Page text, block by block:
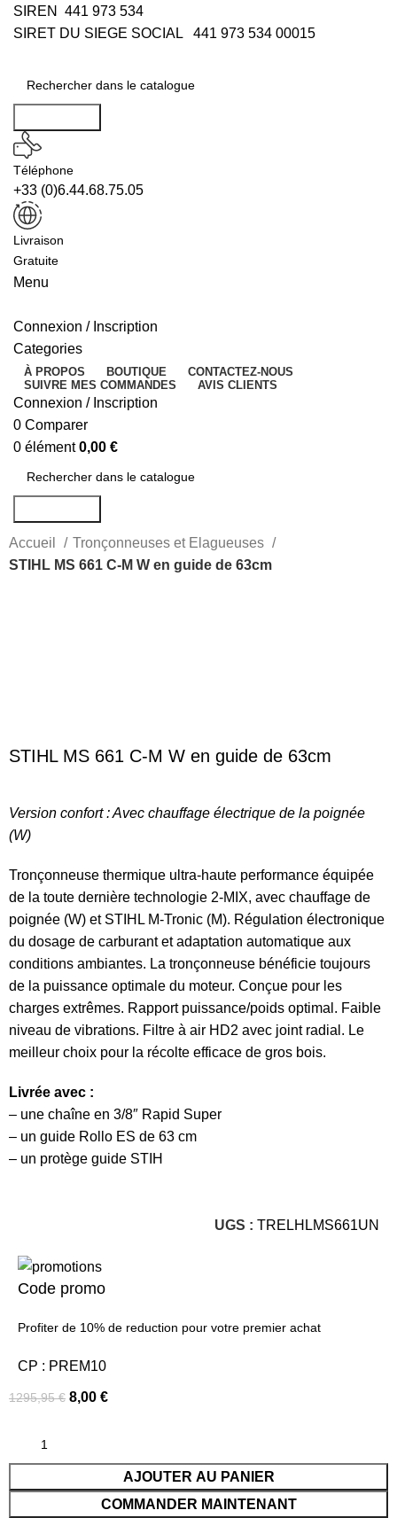
SIREN 441 973 534
SIRET DU SIEGE SOCIAL 441 973 534 00015
Téléphone
+33 (0)6.44.68.75.05
Livraison
Gratuite
Menu
Connexion / Inscription
Categories
À PROPOS BOUTIQUE
CONTACTEZ-NOUS
SUIVRE MES COMMANDES
AVIS CLIENTS
Connexion / Inscription
0 Comparer
0 élément 0,00 €
Accueil
Tronçonneuses et Elagueuses
STIHL MS 661 C-M W en guide de 63cm
STIHL MS 661 C-M W en guide de 63cm
Version confort : Avec chauffage électrique de la poignée
(W)
Tronçonneuse thermique ultra-haute performance équipée
de la toute dernière technologie 2-MIX, avec chauffage de
poignée (W) et STIHL M-Tronic (M). Régulation électronique
du dosage de carburant et adaptation automatique aux
conditions ambiantes. La tronçonneuse bénéficie toujours
de la puissance optimale du moteur. Conçue pour les
charges extrêmes. Rapport puissance/poids optimal. Faible
niveau de vibrations. Filtre à air HD2 avec joint radial. Le
meilleur choix pour la récolte efficace de gros bois.
Livrée avec :
– une chaîne en 3/8″ Rapid Super
– un guide Rollo ES de 63 cm
– un protège guide STIH
UGS : TRELHLMS661UN
Code promo
Profiter de 10% de reduction pour votre premier achat
CP : PREM10
1295,95€ 8,00€
AJOUTER AU PANIER
COMMANDER MAINTENANT